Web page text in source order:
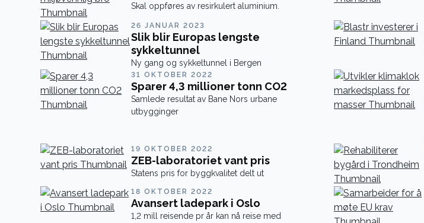
Skal oppføres av resirkulert aluminium.
26 JANUAR 2023
Slik blir Europas lengste
sykkeltunnel
Ny gang og sykkeltunnel i Bergen
31 OKTOBER 2022
Sparer 4,3 millioner tonn CO2
Samlede resultat av Bane Nors urbane
utbygginger
19 OKTOBER 2022
ZEB-laboratoriet vant pris
Statens pris for byggkvalitet delt ut
18 OKTOBER 2022
Avansert ladepark i Oslo
1,2 mill reisende pr år kan nå reise med